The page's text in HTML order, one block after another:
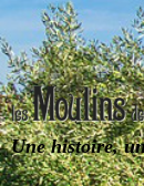
Une histoire,